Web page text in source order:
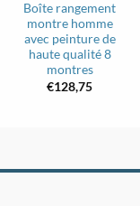
Boîte rangement
montre homme
avec peinture de
haute qualité 8
montres
€128,75